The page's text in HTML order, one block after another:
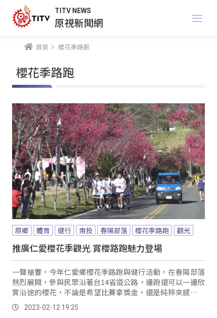
TITV NEWS
原視新聞網
首頁 櫻花季路跑
櫻花季路跑
原鄉 體育 健行 南投 春陽部落 櫻花季路跑 觀光
推廣仁愛櫻花季觀光 賞櫻路跑魅力登場
一聲槍響，今年仁愛鄉櫻花季路跑與健行活動，在春陽部落
熱烈展開，參與民眾沿著台14省道公路，邊跑還可以一邊欣
賞沿途的櫻花，不論是希望比賽拿獎金，還是純粹來感受大
自然美景，仁愛鄉櫻花季路跑與健行活動，總有一項適合不
同需求的民眾來參加。
2023-02-12 19:25